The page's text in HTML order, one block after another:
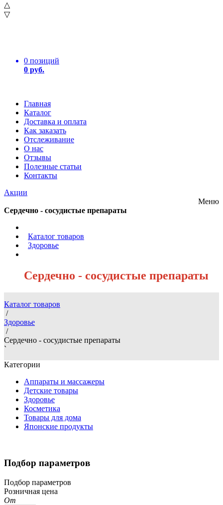
△
▽
0 позиций
0 руб.
Главная
Каталог
Доставка и оплата
Как заказать
Отслеживание
О нас
Отзывы
Полезные статьи
Контакты
Акции
Меню
Сердечно - сосудистые препараты
Каталог товаров
Здоровье
Сердечно - сосудистые препараты
Каталог товаров
/
Здоровье
/
Сердечно - сосудистые препараты
`
Категории
Аппараты и массажеры
Детские товары
Здоровье
Косметика
Товары для дома
Японские продукты
Подбор параметров
Подбор параметров
Розничная цена
От